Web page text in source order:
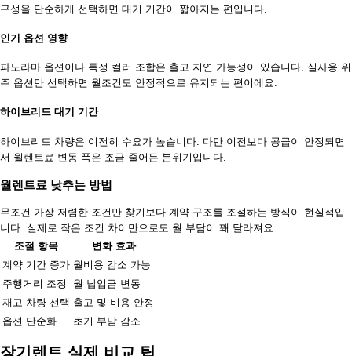
구성을 단순하게 선택하면 대기 기간이 짧아지는 편입니다.
인기 옵션 영향
파노라마 옵션이나 특정 컬러 조합은 출고 지연 가능성이 있습니다. 실사용 위
주 옵션만 선택하면 월조건도 안정적으로 유지되는 편이에요.
하이브리드 대기 기간
하이브리드 차량은 여전히 수요가 높습니다. 다만 이전보다 공급이 안정되면
서 월렌트료 변동 폭은 조금 줄어든 분위기입니다.
월렌트료 낮추는 방법
무조건 가장 저렴한 조건만 찾기보다 계약 구조를 조절하는 방식이 현실적입
니다. 실제로 작은 조건 차이만으로도 월 부담이 꽤 달라져요.
조절 항목
변화 효과
계약 기간 증가 월비용 감소 가능
주행거리 조정
월 납입금 변동
재고 차량 선택 출고 및 비용 안정
옵션 단순화
초기 부담 감소
장기렌트 실제 비교 팁